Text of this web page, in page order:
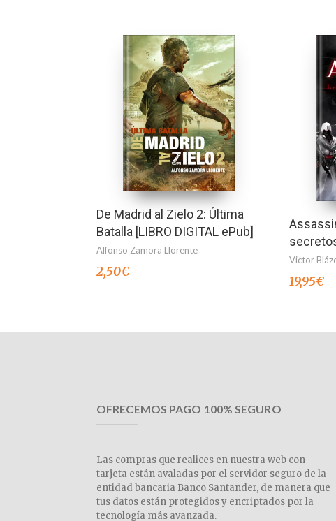
De Madrid al Zielo 2: Última
Batalla [LIBRO DIGITAL ePub]
Alfonso Zamora Llorente
2,50€
Victor
19,95€
OFRECEMOS PAGO 100% SEGURO
Las compras que realices en nuestra web con
tarjeta están avaladas por el servidor seguro de la
entidad bancaria Banco Santander, de manera que
tus datos están protegidos y encriptados por la
tecnología más avanzada.